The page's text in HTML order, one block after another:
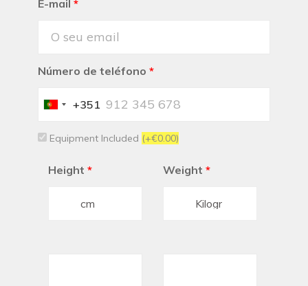
E-mail *
Número de teléfono *
Portugal
+351
Equipment Included (+€0.00)
Height * Weight *